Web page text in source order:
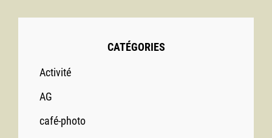
CATÉGORIES
Activité
AG
café-photo